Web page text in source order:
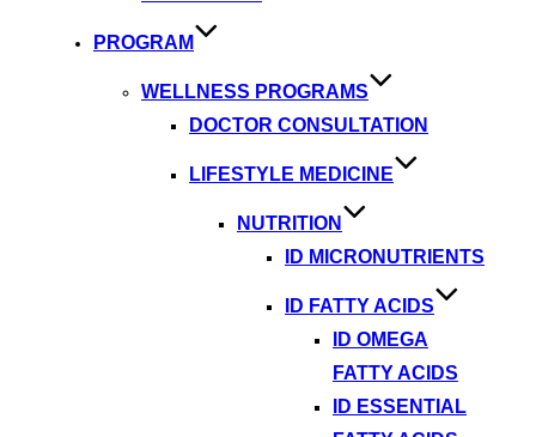
PROGRAM
WELLNESS PROGRAMS
DOCTOR CONSULTATION
LIFESTYLE MEDICINE
NUTRITION
ID MICRONUTRIENTS
ID FATTY ACIDS
ID OMEGA
FATTY ACIDS
ID ESSENTIAL